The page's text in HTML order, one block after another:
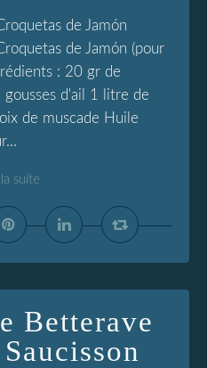
de Jamón
de Jamón (pour
: 20 gr de
d'ail 1 litre de
de muscade Huile
suite
Betterave